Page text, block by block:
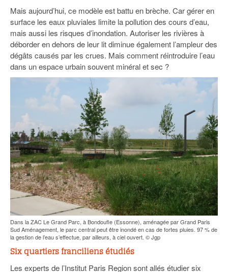
Mais aujourd’hui, ce modèle est battu en brèche. Car gérer en
surface les eaux pluviales limite la pollution des cours d’eau,
mais aussi les risques d’inondation. Autoriser les rivières à
déborder en dehors de leur lit diminue également l’ampleur des
dégâts causés par les crues. Mais comment réintroduire l’eau
dans un espace urbain souvent minéral et sec ?
Dans la ZAC Le Grand Parc, à Bondoufle (Essonne), aménagée par Grand Paris
Sud Aménagement, le parc central peut être inondé en cas de fortes pluies. 97 % de
la gestion de l’eau s’effectue, par ailleurs, à ciel ouvert. © Jgp
Six quartiers franciliens étudiés
Les experts de l’Institut Paris Region sont allés étudier six